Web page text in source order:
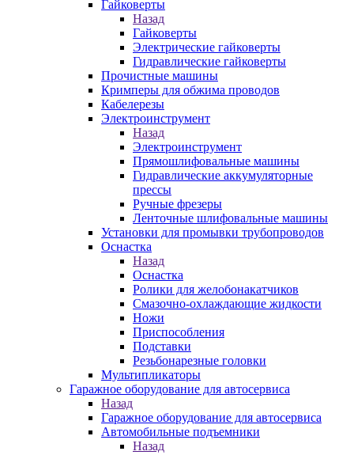
Гайковерты
Назад
Гайковерты
Электрические гайковерты
Гидравлические гайковерты
Прочистные машины
Кримперы для обжима проводов
Кабелерезы
Электроинструмент
Назад
Электроинструмент
Прямошлифовальные машины
Гидравлические аккумуляторные
прессы
Ручные фрезеры
Ленточные шлифовальные машины
Установки для промывки трубопроводов
Оснастка
Назад
Оснастка
Ролики для желобонакатчиков
Смазочно-охлаждающие жидкости
Ножи
Приспособления
Подставки
Резьбонарезные головки
Мультипликаторы
Гаражное оборудование для автосервиса
Назад
Гаражное оборудование для автосервиса
Автомобильные подъемники
Назад